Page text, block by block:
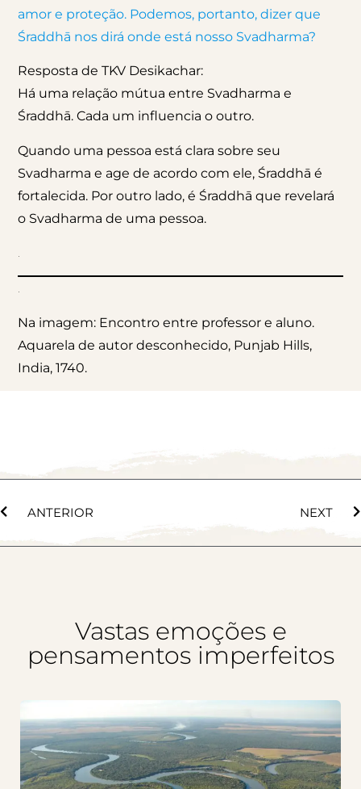
amor e proteção. Podemos, portanto, dizer que
Śraddhā nos dirá onde está nosso Svadharma?
Resposta de TKV Desikachar:
Há uma relação mútua entre Svadharma e
Śraddhā. Cada um influencia o outro.
Quando uma pessoa está clara sobre seu
Svadharma e age de acordo com ele, Śraddhā é
fortalecida. Por outro lado, é Śraddhā que revelará
o Svadharma de uma pessoa.
.
.
Na imagem: Encontro entre professor e aluno.
Aquarela de autor desconhecido, Punjab Hills,
India, 1740.
ANTERIOR NEXT
Vastas emoções e
pensamentos imperfeitos